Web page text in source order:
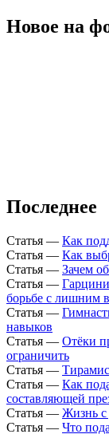
Новое на
Последнее
Статья — Как
Статья — Как
Статья — Зачем
Статья —
борьбе с лишним
Статья —
навыков
Статья — Отёки
ограничить
Статья —
Статья — Как
составляющей
Статья — Жизнь с
Статья — Что